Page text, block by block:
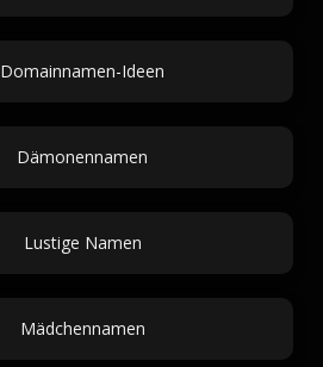
Domainnamen-Ideen
Dämonennamen
Lustige Namen
Mädchennamen